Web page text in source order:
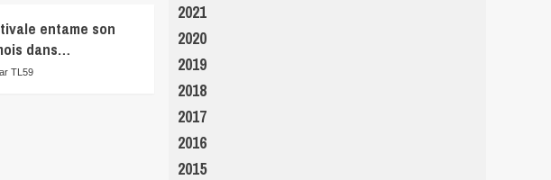
entame son
dans…
TL59
2021
2020
2019
2018
2017
2016
2015